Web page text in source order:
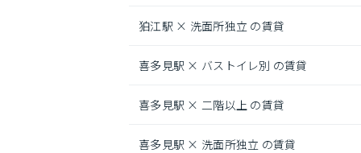
狛江駅 × 洗面所独立 の賃貸
喜多見駅 × バストイレ別 の賃貸
喜多見駅 × 二階以上 の賃貸
喜多見駅 × 洗面所独立 の賃貸